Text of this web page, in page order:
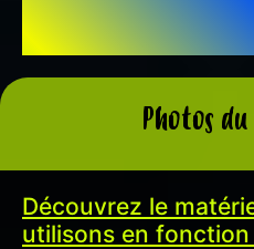
Photos
Découvrez le
utilisons en